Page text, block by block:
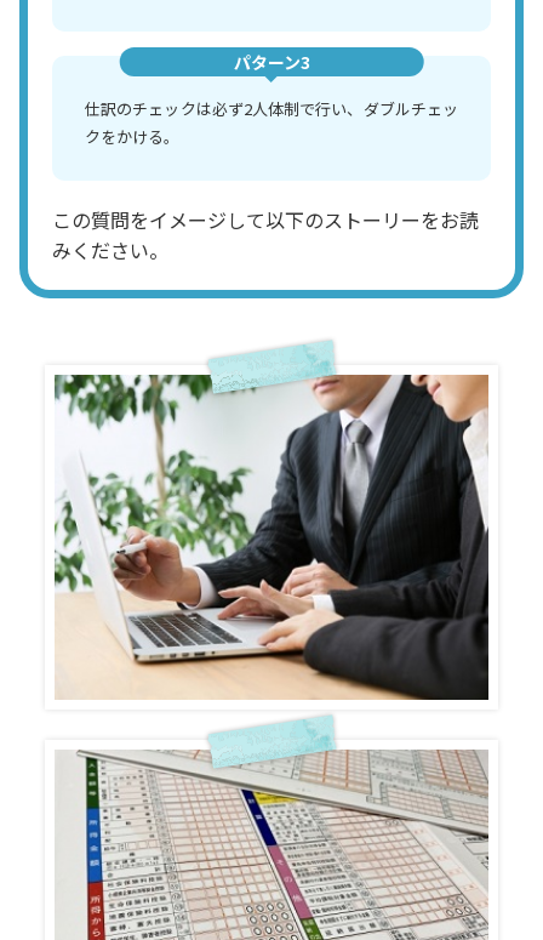
パターン3
仕訳のチェックは必ず2人体制で行い、ダブルチェッ
クをかける。
この質問をイメージして以下のストーリーをお読
みください。